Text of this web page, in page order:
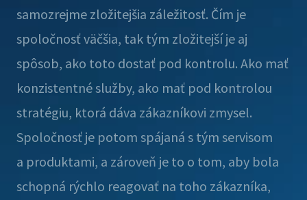
samozrejme zložitejšia záležitosť. Čím je
spoločnosť väčšia, tak tým zložitejší je aj
spôsob, ako toto dostať pod kontrolu. Ako mať
konzistentné služby, ako mať pod kontrolou
stratégiu, ktorá dáva zákazníkovi zmysel.
Spoločnosť je potom spájaná s tým servisom
a produktami, a zároveň je to o tom, aby bola
schopná rýchlo reagovať na toho zákazníka,